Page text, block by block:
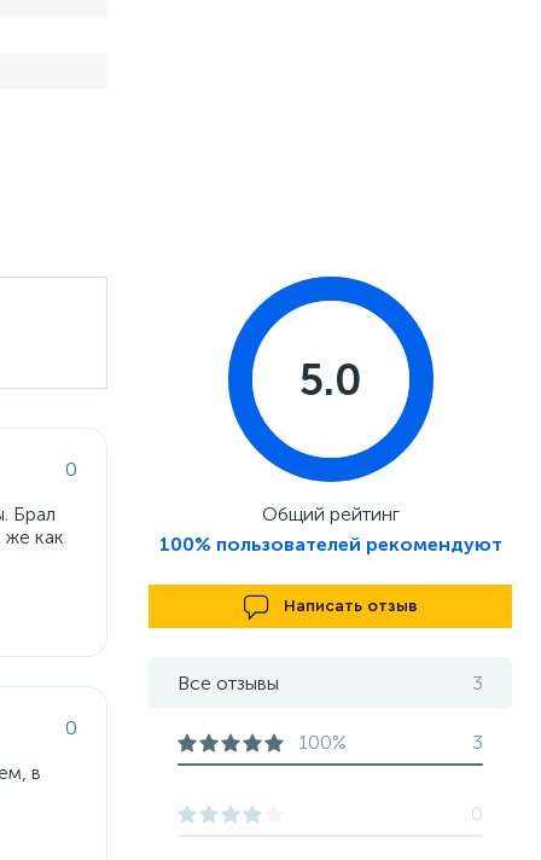
0
Брал
же как
0
в
5.0
Общий рейтинг
100% пользователей рекомендуют
Написать отзыв
Все отзывы 3
100% 3
0